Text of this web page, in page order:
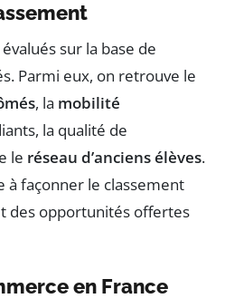
sur la base de
Parmi eux, on retrouve le
, la mobilité
la qualité de
le réseau d’anciens élèves.
à façonner le classement
des opportunités offertes
en France